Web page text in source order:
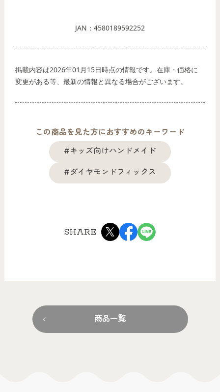
JAN：4580189592252
掲載内容は2026年01月15日時点の情報です。在庫・価格に
変更がある等、最新の情報と異なる場合がございます。
この商品を見た方におすすめのキーワード
#キッズ向けハンドメイド
#ダイヤモンドフィックス
SHARE
商品一覧